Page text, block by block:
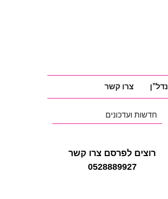
נדל"ן צרו קשר
חדשות ועדכונים
רוצים לפרסם צרו קשר
0528889927